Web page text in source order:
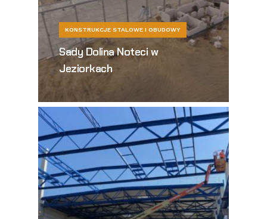
KONSTRUKCJE STALOWE I OBUDOWY
Sady Dolina Noteci w
Jeziorkach